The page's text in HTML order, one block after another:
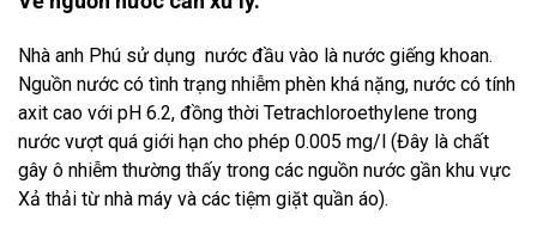
Nhà anh Phú sử dụng nước đầu vào là nước giếng khoan.
Nguồn nước có tình trạng nhiễm phèn khá nặng, nước có tính
axit cao với pH 6.2, đồng thời Tetrachloroethylene trong
nước vượt quá giới hạn cho phép 0.005 mg/l (Đây là chất
gây ô nhiễm thường thấy trong các nguồn nước gần khu vực
Xả thải từ nhà máy và các tiệm giặt quần áo).